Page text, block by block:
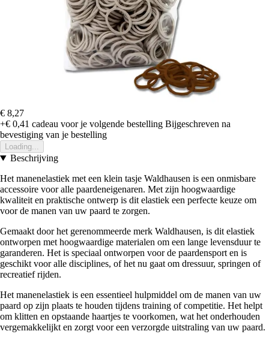
€ 8,27
+€ 0,41 cadeau voor je volgende bestelling Bijgeschreven na
bevestiging van je bestelling
Loading...
Beschrijving
Het manenelastiek met een klein tasje Waldhausen is een onmisbare
accessoire voor alle paardeneigenaren. Met zijn hoogwaardige
kwaliteit en praktische ontwerp is dit elastiek een perfecte keuze om
voor de manen van uw paard te zorgen.
Gemaakt door het gerenommeerde merk Waldhausen, is dit elastiek
ontworpen met hoogwaardige materialen om een lange levensduur te
garanderen. Het is speciaal ontworpen voor de paardensport en is
geschikt voor alle disciplines, of het nu gaat om dressuur, springen of
recreatief rijden.
Het manenelastiek is een essentieel hulpmiddel om de manen van uw
paard op zijn plaats te houden tijdens training of competitie. Het helpt
om klitten en opstaande haartjes te voorkomen, wat het onderhouden
vergemakkelijkt en zorgt voor een verzorgde uitstraling van uw paard.